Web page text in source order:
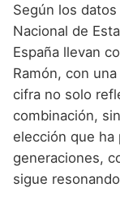
Según los
Nacional de
España llevan
Ramón, con una
cifra no solo
combinación,
elección que ha
generaciones,
sigue